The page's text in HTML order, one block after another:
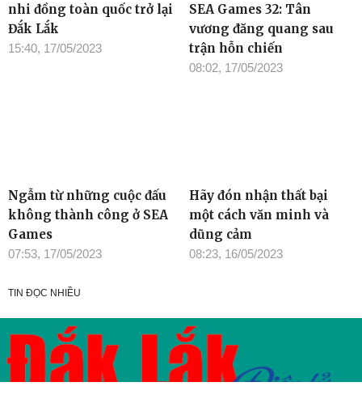
nhi đồng toàn quốc trở lại
Đắk Lắk
15:40, 17/05/2023
SEA Games 32: Tân
vương đăng quang sau
trận hỗn chiến
08:02, 17/05/2023
Ngẫm từ những cuộc đấu
không thành công ở SEA
Games
07:53, 17/05/2023
Hãy đón nhận thất bại
một cách văn minh và
dũng cảm
08:23, 16/05/2023
TIN ĐỌC NHIỀU